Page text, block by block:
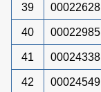
39 00022628
40 00022985
41 00024338
42 00024549